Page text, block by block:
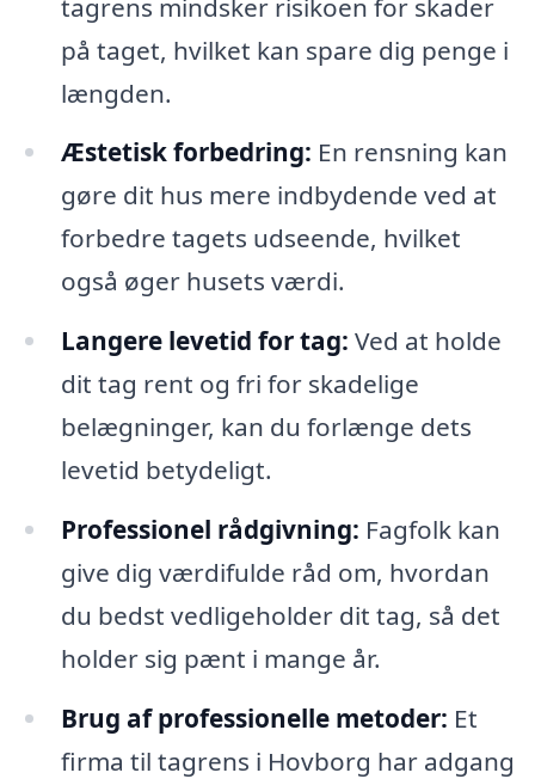
på taget, hvilket kan spare dig penge i
længden.
Æstetisk forbedring: En rensning kan
gøre dit hus mere indbydende ved at
forbedre tagets udseende, hvilket
også øger husets værdi.
Langere levetid for tag: Ved at holde
dit tag rent og fri for skadelige
belægninger, kan du forlænge dets
levetid betydeligt.
Professionel rådgivning: Fagfolk kan
give dig værdifulde råd om, hvordan
du bedst vedligeholder dit tag, så det
holder sig pænt i mange år.
Brug af professionelle metoder: Et
firma til tagrens i Hovborg har adgang